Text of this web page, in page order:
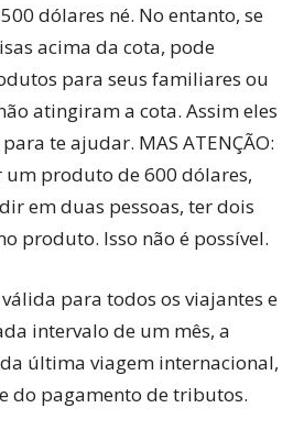
dólares né. No entanto, se
acima da cota, pode
para seus familiares ou
atingiram a cota. Assim eles
te ajudar. MAS ATENÇÃO:
um produto de 600 dólares,
em duas pessoas, ter dois
produto. Isso não é possível.
para todos os viajantes e
intervalo de um mês, a
última viagem internacional,
do pagamento de tributos.